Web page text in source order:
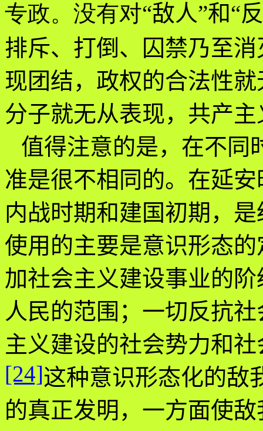
专政。没有对“敌人”和“
排斥、打倒、囚禁乃至
现团结，政权的合法性
分子就无从表现，共产主
值得注意的是，在不同
准是很不相同的。在延
内战时期和建国初期，
使用的主要是意识形态
加社会主义建设事业的
人民的范围；一切反抗
主义建设的社会势力和
[24]这种意识形态化的敌
的真正发明，一方面使